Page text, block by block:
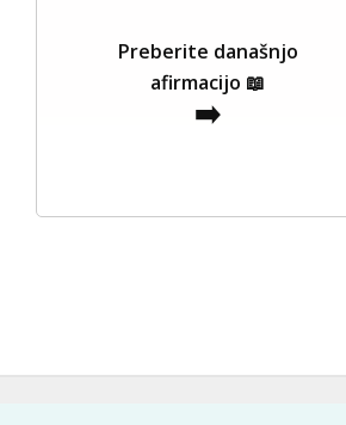
Preberite današnjo
afirmacijo 📖
➡️